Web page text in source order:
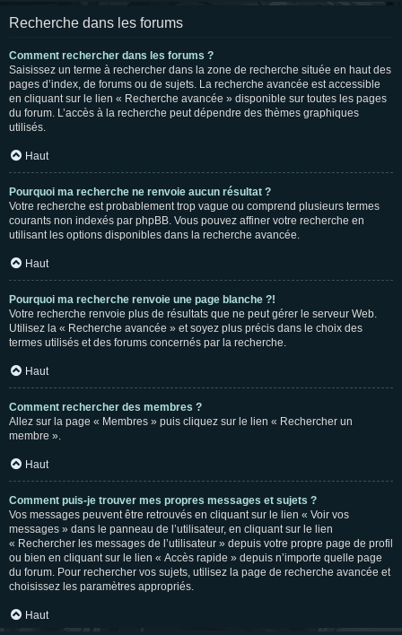
Recherche dans les forums
Comment rechercher dans les forums ?
Saisissez un terme à rechercher dans la zone de recherche située en haut des
pages d’index, de forums ou de sujets. La recherche avancée est accessible
en cliquant sur le lien « Recherche avancée » disponible sur toutes les pages
du forum. L’accès à la recherche peut dépendre des thèmes graphiques
utilisés.
Haut
Pourquoi ma recherche ne renvoie aucun résultat ?
Votre recherche est probablement trop vague ou comprend plusieurs termes
courants non indexés par phpBB. Vous pouvez affiner votre recherche en
utilisant les options disponibles dans la recherche avancée.
Haut
Pourquoi ma recherche renvoie une page blanche ?!
Votre recherche renvoie plus de résultats que ne peut gérer le serveur Web.
Utilisez la « Recherche avancée » et soyez plus précis dans le choix des
termes utilisés et des forums concernés par la recherche.
Haut
Comment rechercher des membres ?
Allez sur la page « Membres » puis cliquez sur le lien « Rechercher un
membre ».
Haut
Comment puis-je trouver mes propres messages et sujets ?
Vos messages peuvent être retrouvés en cliquant sur le lien « Voir vos
messages » dans le panneau de l’utilisateur, en cliquant sur le lien
« Rechercher les messages de l’utilisateur » depuis votre propre page de profil
ou bien en cliquant sur le lien « Accès rapide » depuis n’importe quelle page
du forum. Pour rechercher vos sujets, utilisez la page de recherche avancée et
choisissez les paramètres appropriés.
Haut